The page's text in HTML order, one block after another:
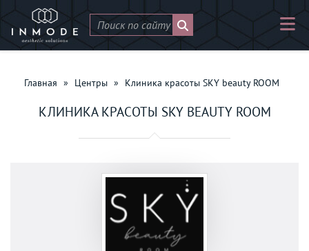
Главная » Центры » Клиника красоты SKY beauty ROOM
КЛИНИКА КРАСОТЫ SKY BEAUTY ROOM